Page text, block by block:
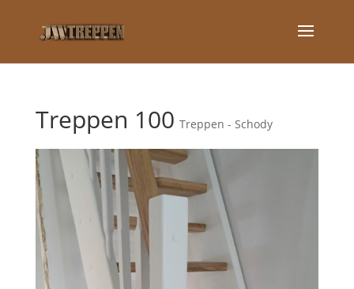
Treppen 100 Treppen - Schody